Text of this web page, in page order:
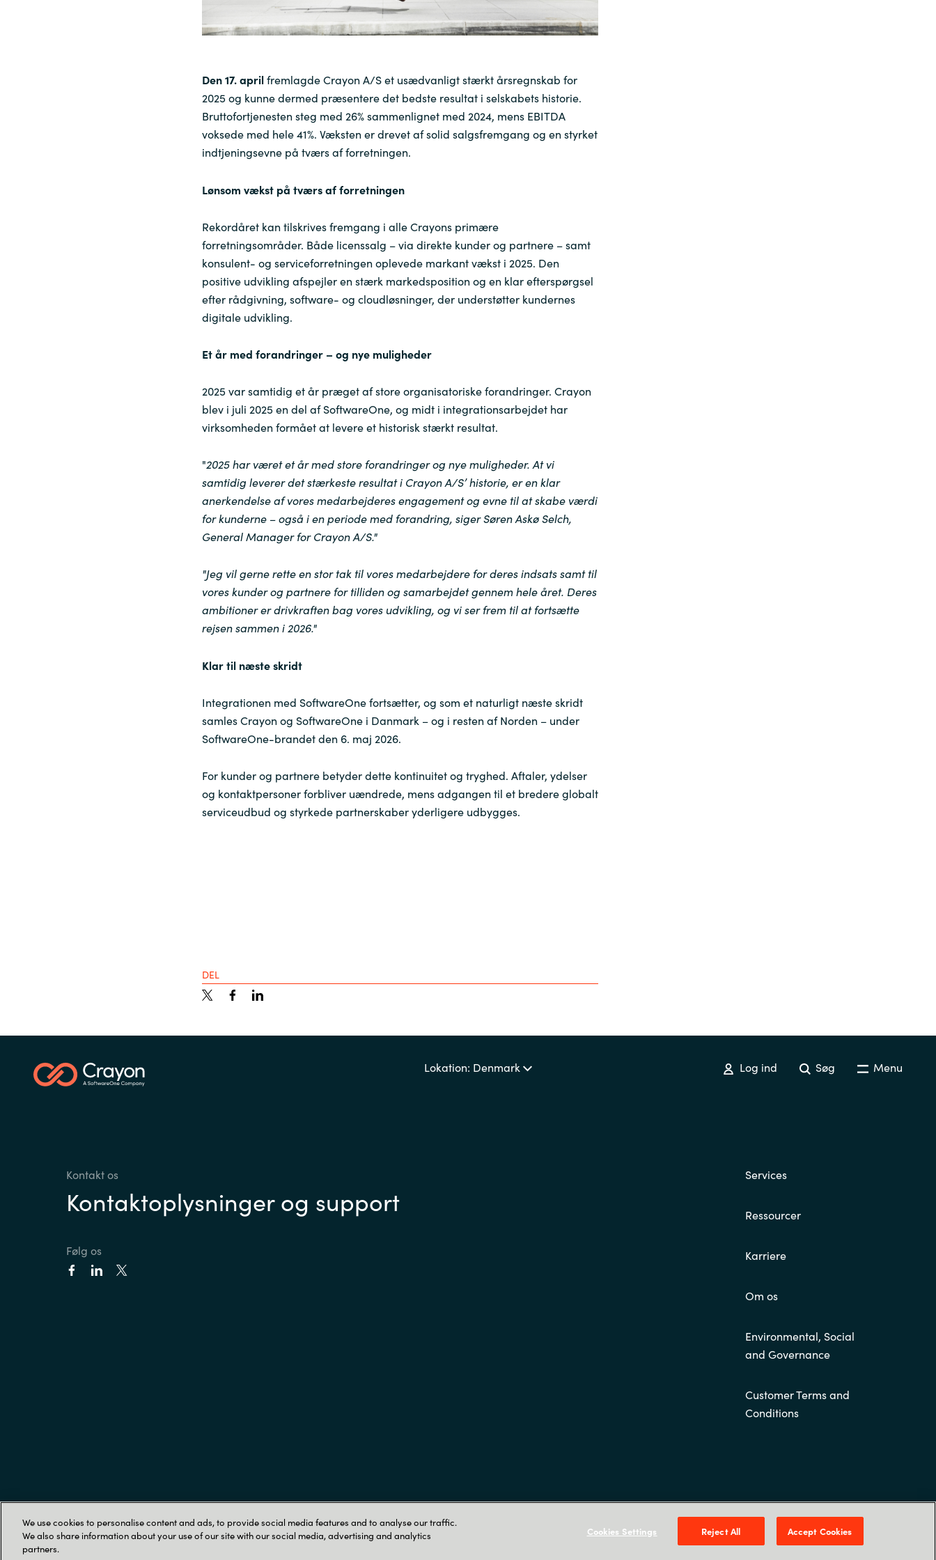
Sri Lanka
Sweden
United Kingdom
Den 17. aprilfremlagde Crayon A/S et usædvanligt stærkt årsregnskab for
2025 og kunne dermed præsentere det bedste resultat i selskabets historie.
Bruttofortjenesten steg med 26% sammenlignet med 2024, mens EBITDA
voksede med hele 41%. Væksten er drevet af solid salgsfremgang og en styrket
indtjeningsevne på tværs af forretningen.
Lønsom vækst på tværs af forretningen
Rekordåret kan tilskrives fremgang i alle Crayons primære
forretningsområder. Både licenssalg – via direkte kunder og partnere – samt
konsulent- og serviceforretningen oplevede markant vækst i 2025. Den
positive udvikling afspejler en stærk markedsposition og en klar efterspørgsel
efter rådgivning, software- og cloudløsninger, der understøtter kundernes
digitale udvikling.
Et år med forandringer – og nye muligheder
2025 var samtidig et år præget af store organisatoriske forandringer. Crayon
blev i juli 2025 en del af SoftwareOne, og midt i integrationsarbejdet har
virksomheden formået at levere et historisk stærkt resultat.
"2025 har været et år med store forandringer og nye muligheder. At vi
samtidig leverer det stærkeste resultat i Crayon A/S’ historie, er en klar
anerkendelse af vores medarbejderes engagement og evne til at skabe værdi
for kunderne – også i en periode med forandring, siger Søren Askø Selch,
General Manager for Crayon A/S."
"Jeg vil gerne rette en stor tak til vores medarbejdere for deres indsats samt til
vores kunder og partnere for tilliden og samarbejdet gennem hele året. Deres
ambitioner er drivkraften bag vores udvikling, og vi ser frem til at fortsætte
rejsen sammen i 2026."
Klar til næste skridt
Integrationen med SoftwareOne fortsætter, og som et naturligt næste skridt
samles Crayon og SoftwareOne i Danmark – og i resten af Norden – under
SoftwareOne-brandet den 6. maj 2026.
For kunder og partnere betyder dette kontinuitet og tryghed. Aftaler, ydelser
og kontaktpersoner forbliver uændrede, mens adgangen til et bredere globalt
serviceudbud og styrkede partnerskaber yderligere udbygges.
DEL
Lokation: Denmark Log ind Søg Menu
Kontakt os
Kontaktoplysninger og support
Følg os
Services
Ressourcer
Karriere
Om os
Environmental, Social
and Governance
Customer Terms and
Conditions
Trust Center Tobaksvejen 2A, 3., DK-2860 Søborg
We use cookies to personalise content and ads, to provide social media features and to analyse our traffic.
We also share information about your use of our site with our social media, advertising and analytics
partners.
Cookies Settings Reject All Accept Cookies